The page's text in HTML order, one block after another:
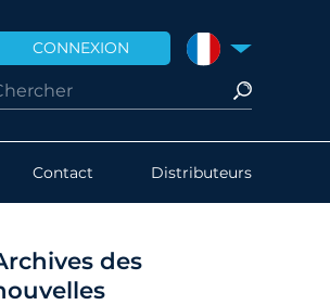
CONNEXION FRANCE
Contact Distributeurs
des